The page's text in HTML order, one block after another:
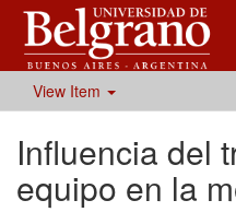
View Item
Influencia del
equipo en la